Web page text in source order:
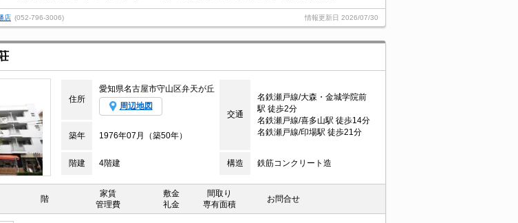
店 (052-796-3006) 情報更新日 2026/07/30
住所
愛知県名古屋市守山区弁天が丘
周辺地図
交通
名鉄瀬戸線/大森・金城学院前
駅 徒歩2分
名鉄瀬戸線/喜多山駅 徒歩14分
名鉄瀬戸線/印場駅 徒歩21分
築年 1976年07月（築50年）
階建 4階建 構造 鉄筋コンクリート造
階
家賃
管理費
敷金
礼金
間取り
専有面積
お問合せ